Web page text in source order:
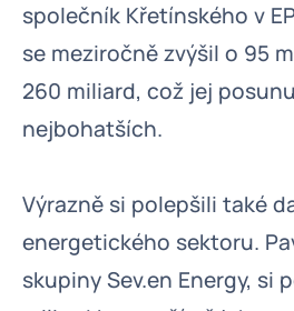
společník Křetínského v
se meziročně zvýšil o 95
260 miliard, což jej
nejbohatších.
Výrazně si polepšili také
energetického sektoru.
skupiny Sev.en Energy, si